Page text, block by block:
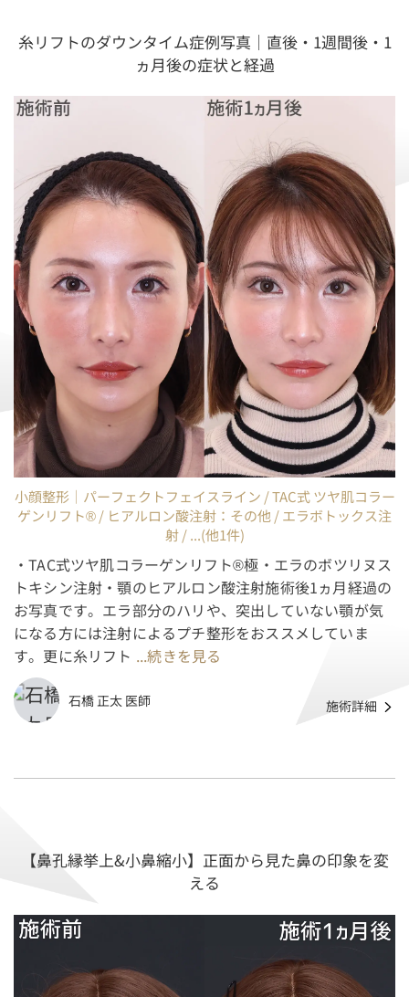
糸リフトのダウンタイム症例写真｜直後・1週間後・1
ヵ月後の症状と経過
小顔整形｜パーフェクトフェイスライン / TAC式 ツヤ肌コラー
ゲンリフト® / ヒアルロン酸注射：その他 / エラボトックス注
射 / ...(他1件)
・TAC式ツヤ肌コラーゲンリフト®極・エラのボツリヌス
トキシン注射・顎のヒアルロン酸注射施術後1ヵ月経過の
お写真です。エラ部分のハリや、突出していない顎が気
になる方には注射によるプチ整形をおススメしていま
す。更に糸リフト ...続きを見る
石橋 正太 医師 施術詳細
【鼻孔縁挙上&小鼻縮小】正面から見た鼻の印象を変
える